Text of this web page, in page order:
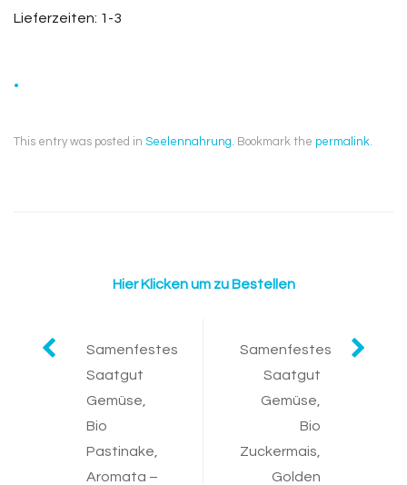
Lieferzeiten: 1-3
.
This entry was posted in Seelennahrung. Bookmark the permalink.
Hier Klicken um zu Bestellen
Post
navigation
Samenfestes
Saatgut
Gemüse,
Bio
Pastinake,
Aromata –
Samenfestes
Saatgut
Gemüse,
Bio
Zuckermais,
Golden